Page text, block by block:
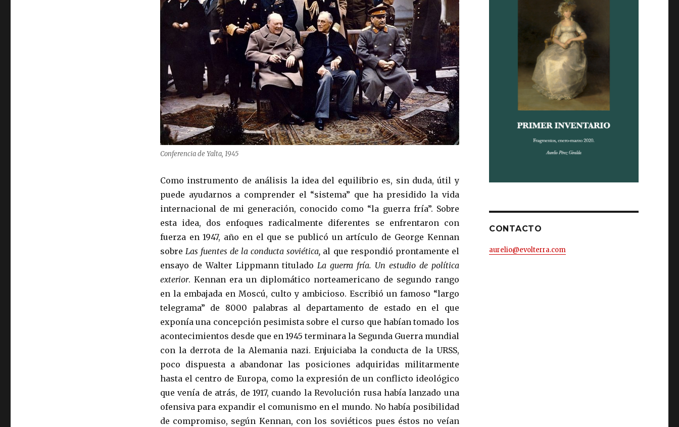
Conferencia de Yalta, 1945
Como instrumento de análisis la idea del equilibrio es, sin duda, útil y
puede ayudarnos a comprender el “sistema” que ha presidido la vida
internacional de mi generación, conocido como “la guerra fría”. Sobre
esta idea, dos enfoques radicalmente diferentes se enfrentaron con
fuerza en 1947, año en el que se publicó un artículo de George Kennan
sobre Las fuentes de la conducta soviética, al que respondió prontamente el
ensayo de Walter Lippmann titulado La guerra fría. Un estudio de política
exterior. Kennan era un diplomático norteamericano de segundo rango
en la embajada en Moscú, culto y ambicioso. Escribió un famoso “largo
telegrama” de 8000 palabras al departamento de estado en el que
exponía una concepción pesimista sobre el curso que habían tomado los
acontecimientos desde que en 1945 terminara la Segunda Guerra mundial
con la derrota de la Alemania nazi. Enjuiciaba la conducta de la URSS,
poco dispuesta a abandonar las posiciones adquiridas militarmente
hasta el centro de Europa, como la expresión de un conflicto ideológico
que venía de atrás, de 1917, cuando la Revolución rusa había lanzado una
ofensiva para expandir el comunismo en el mundo. No había posibilidad
de compromiso, según Kennan, con los soviéticos pues éstos no veían
CONTACTO
aurelio@evolterra.com